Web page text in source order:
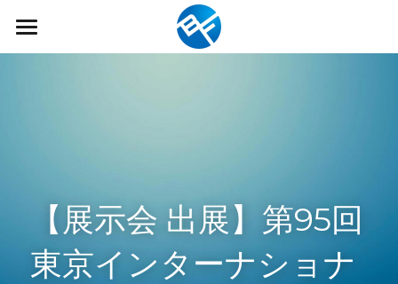
ホーム
経営理念
採用情報
SDGsへの取組み
FAQ
【展示会 出展】第95回
東京インターナショナ